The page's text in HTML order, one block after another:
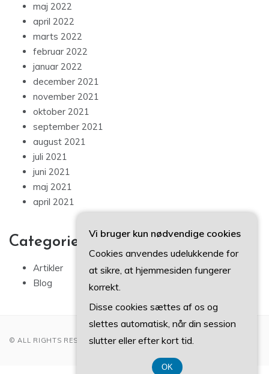
maj 2022
april 2022
marts 2022
februar 2022
januar 2022
december 2021
november 2021
oktober 2021
september 2021
august 2021
juli 2021
juni 2021
maj 2021
april 2021
Categories
Artikler
Blog
© ALL RIGHTS RESERVED 2022
Vi bruger kun nødvendige cookies
Cookies anvendes udelukkende for
at sikre, at hjemmesiden fungerer
korrekt.
Disse cookies sættes af os og
slettes automatisk, når din session
slutter eller efter kort tid.
OK